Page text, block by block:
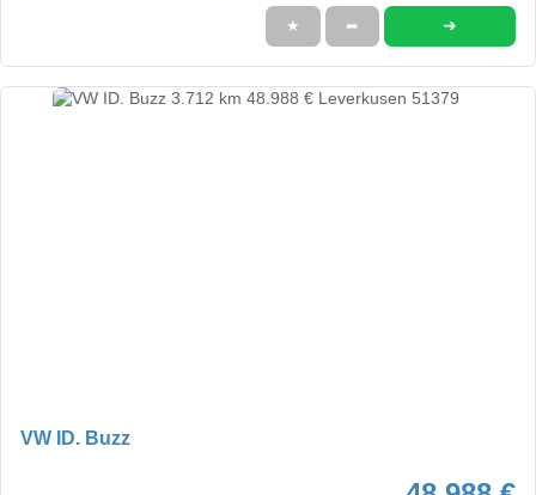
★ ➦ ➜
VW ID. Buzz